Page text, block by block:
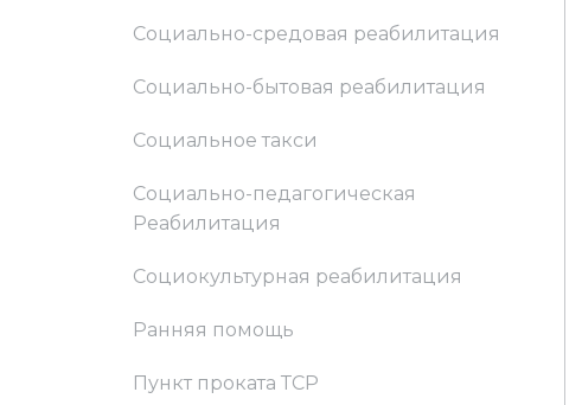
Социально-средовая реабилитация
Социально-бытовая реабилитация
Социальное такси
Социально-педагогическая
Реабилитация
Социокультурная реабилитация
Ранняя помощь
Пункт проката ТСР